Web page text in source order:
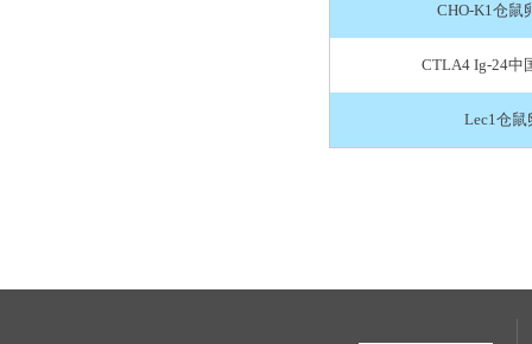
CHO-K1仓鼠
CTLA4 Ig-24中
Lec1仓鼠